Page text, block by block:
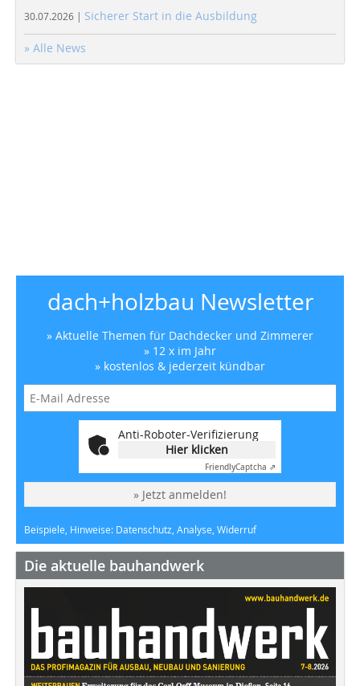
30.07.2026 | Sicherer Start in die Ausbildung
» Alle News
dach+holzbau Newsletter
» Aktuelle Themen für Dachdecker und Zimmerer
» 12 x im Jahr
» kostenlos & jederzeit kündbar
Anti-Roboter-Verifizierung
Hier klicken
FriendlyCaptcha ⇗
» Jetzt anmelden!
Beispiele, Hinweise: Datenschutz, Analyse, Widerruf
Die aktuelle bauhandwerk